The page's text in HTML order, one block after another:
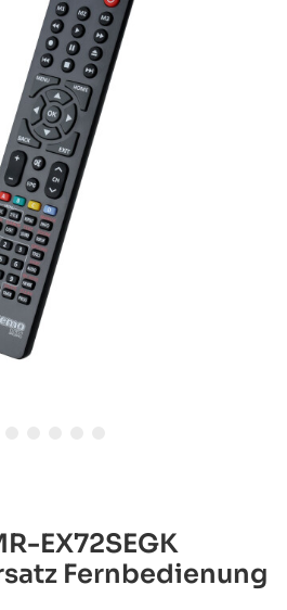
EX72SEGK
Fernbedienung